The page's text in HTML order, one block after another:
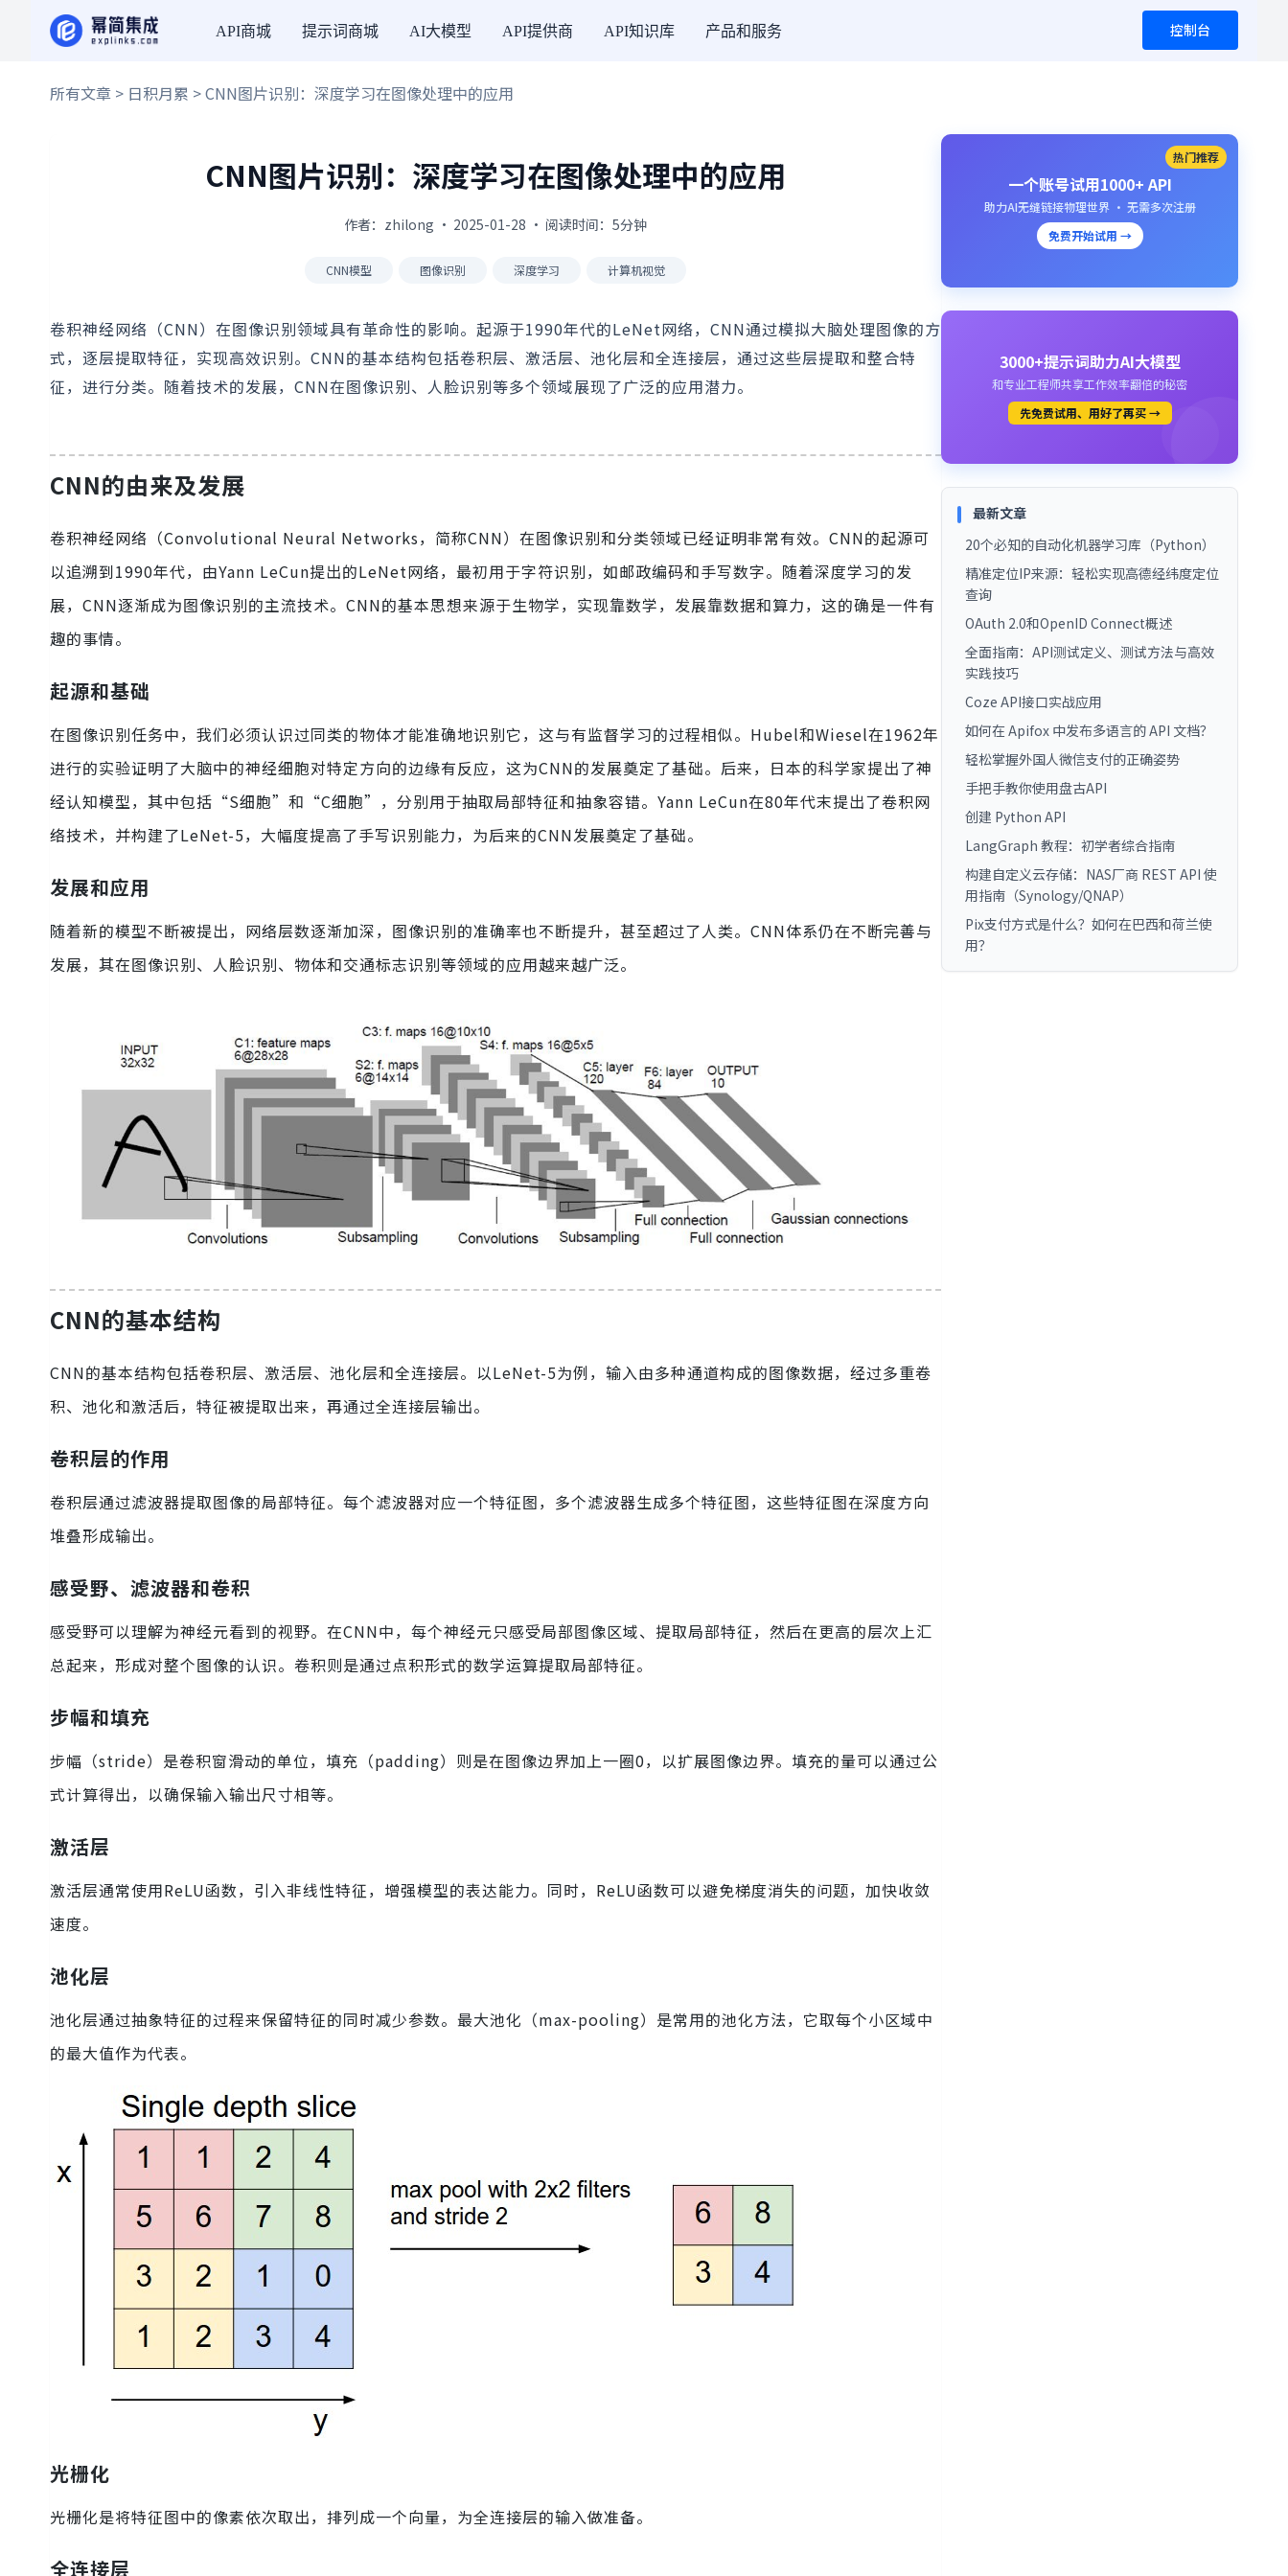
API商城 提示词商城 AI大模型 API提供商 API知识库 产品和服务 控制台
所有文章 > 日积月累 > CNN图片识别：深度学习在图像处理中的应用
CNN图片识别：深度学习在图像处理中的应用
作者：zhilong · 2025-01-28 · 阅读时间：5分钟
CNN模型 图像识别 深度学习 计算机视觉
卷积神经网络（CNN）在图像识别领域具有革命性的影响。起源于1990年代的LeNet网络，CNN通过模拟大脑处理图像的方
式，逐层提取特征，实现高效识别。CNN的基本结构包括卷积层、激活层、池化层和全连接层，通过这些层提取和整合特
征，进行分类。随着技术的发展，CNN在图像识别、人脸识别等多个领域展现了广泛的应用潜力。
CNN的由来及发展
卷积神经网络（Convolutional Neural Networks，简称CNN）在图像识别和分类领域已经证明非常有效。CNN的起源可
以追溯到1990年代，由Yann LeCun提出的LeNet网络，最初用于字符识别，如邮政编码和手写数字。随着深度学习的发
展，CNN逐渐成为图像识别的主流技术。CNN的基本思想来源于生物学，实现靠数学，发展靠数据和算力，这的确是一件有
趣的事情。
起源和基础
在图像识别任务中，我们必须认识过同类的物体才能准确地识别它，这与有监督学习的过程相似。Hubel和Wiesel在1962年
进行的实验证明了大脑中的神经细胞对特定方向的边缘有反应，这为CNN的发展奠定了基础。后来，日本的科学家提出了神
经认知模型，其中包括“S细胞”和“C细胞”，分别用于抽取局部特征和抽象容错。Yann LeCun在80年代末提出了卷积网
络技术，并构建了LeNet-5，大幅度提高了手写识别能力，为后来的CNN发展奠定了基础。
发展和应用
随着新的模型不断被提出，网络层数逐渐加深，图像识别的准确率也不断提升，甚至超过了人类。CNN体系仍在不断完善与
发展，其在图像识别、人脸识别、物体和交通标志识别等领域的应用越来越广泛。
CNN的基本结构
CNN的基本结构包括卷积层、激活层、池化层和全连接层。以LeNet-5为例，输入由多种通道构成的图像数据，经过多重卷
积、池化和激活后，特征被提取出来，再通过全连接层输出。
卷积层的作用
卷积层通过滤波器提取图像的局部特征。每个滤波器对应一个特征图，多个滤波器生成多个特征图，这些特征图在深度方向
堆叠形成输出。
感受野、滤波器和卷积
感受野可以理解为神经元看到的视野。在CNN中，每个神经元只感受局部图像区域、提取局部特征，然后在更高的层次上汇
总起来，形成对整个图像的认识。卷积则是通过点积形式的数学运算提取局部特征。
步幅和填充
步幅（stride）是卷积窗滑动的单位，填充（padding）则是在图像边界加上一圈0，以扩展图像边界。填充的量可以通过公
式计算得出，以确保输入输出尺寸相等。
激活层
激活层通常使用ReLU函数，引入非线性特征，增强模型的表达能力。同时，ReLU函数可以避免梯度消失的问题，加快收敛
速度。
池化层
池化层通过抽象特征的过程来保留特征的同时减少参数。最大池化（max-pooling）是常用的池化方法，它取每个小区域中
的最大值作为代表。
光栅化
光栅化是将特征图中的像素依次取出，排列成一个向量，为全连接层的输入做准备。
全连接层
热门推荐
一个账号试用1000+ API
助力AI无缝链接物理世界 · 无需多次注册
免费开始试用 →
3000+提示词助力AI大模型
和专业工程师共享工作效率翻倍的秘密
先免费试用、用好了再买 →
最新文章
20个必知的自动化机器学习库（Python）
精准定位IP来源：轻松实现高德经纬度定位
查询
OAuth 2.0和OpenID Connect概述
全面指南：API测试定义、测试方法与高效
实践技巧
Coze API接口实战应用
如何在 Apifox 中发布多语言的 API 文档？
轻松掌握外国人微信支付的正确姿势
手把手教你使用盘古API
创建 Python API
LangGraph 教程：初学者综合指南
构建自定义云存储：NAS厂商 REST API 使
用指南（Synology/QNAP）
Pix支付方式是什么？如何在巴西和荷兰使
用？